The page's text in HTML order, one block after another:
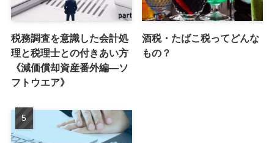
税務調査を意識した会計処
理と税理士との付きあい方
《減価償却資産番外編―ソ
フトウエア》
酒税・たばこ税ってどんな
もの？